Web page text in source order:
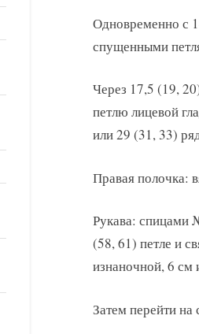
Одновременно с
спущенными
Через 17,5 (19,
петлю лицевой
или 29 (31, 33)
Правая полочка:
Рукава: спицами
(58, 61) петле и
изнаночной, 6 см
Затем перейти